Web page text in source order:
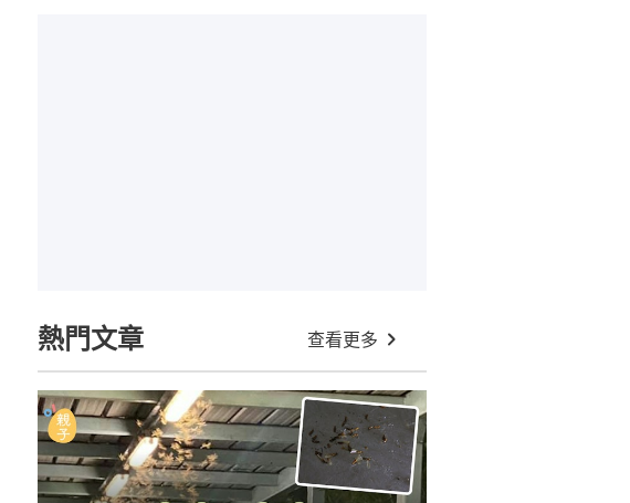
熱門文章 查看更多